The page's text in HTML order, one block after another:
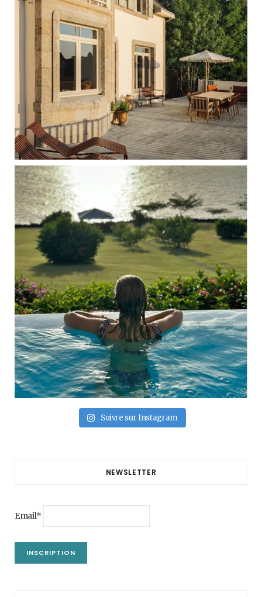
Suivre sur Instagram
NEWSLETTER
Email*